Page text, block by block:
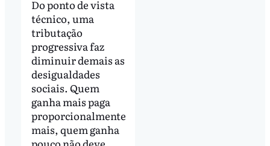
Do ponto de vista
técnico, uma
tributação
progressiva faz
diminuir demais as
desigualdades
sociais. Quem
ganha mais paga
proporcionalmente
mais, quem ganha